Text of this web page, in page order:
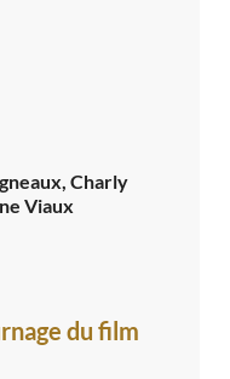
Charly
Viaux
du film